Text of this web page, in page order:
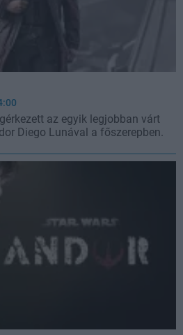
az egyik legjobban várt
Diego Lunával a főszerepben.